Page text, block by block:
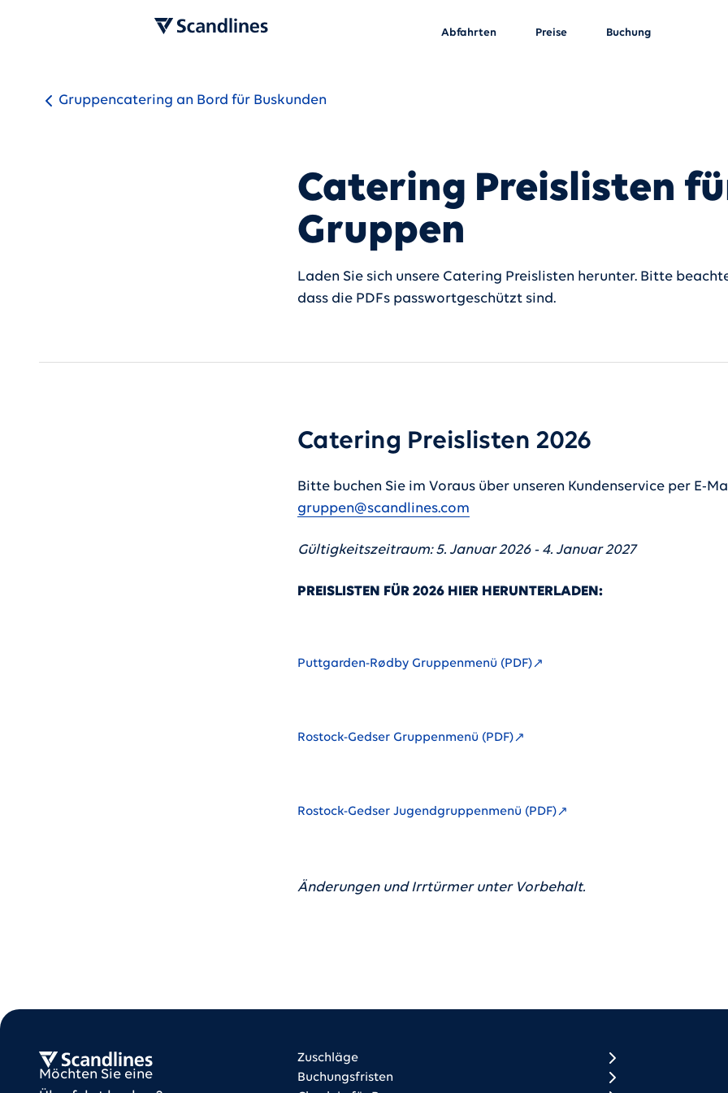
Abfahrten Preise Buchung
Gruppencatering an Bord für Buskunden
Catering Preislisten
Gruppen
Laden Sie sich unsere Catering Preislisten herunter. Bitte
dass die PDFs passwortgeschützt sind.
Catering Preislisten 2026
Bitte buchen Sie im Voraus über unseren Kundenservice per E-
gruppen@scandlines.com
Gültigkeitszeitraum: 5. Januar 2026 - 4. Januar 2027
PREISLISTEN FÜR 2026 HIER HERUNTERLADEN:
Puttgarden-Rødby Gruppenmenü (PDF)
Rostock-Gedser Gruppenmenü (PDF)
Rostock-Gedser Jugendgruppenmenü (PDF)
Änderungen und Irrtürmer unter Vorbehalt.
Scandlines Bus
Möchten Sie eine
Bus footer 1
Zuschläge
Buchungsfristen
Bus footer 2 (EN + DE)